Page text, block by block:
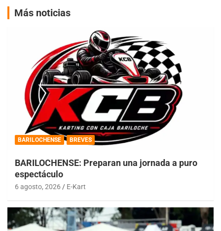
Más noticias
BARILOCHENSE BREVES
BARILOCHENSE: Preparan una jornada a puro
espectáculo
6 agosto, 2026 E-Kart